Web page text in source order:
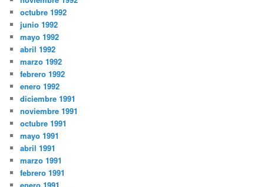
octubre 1992
junio 1992
mayo 1992
abril 1992
marzo 1992
febrero 1992
enero 1992
diciembre 1991
noviembre 1991
octubre 1991
mayo 1991
abril 1991
marzo 1991
febrero 1991